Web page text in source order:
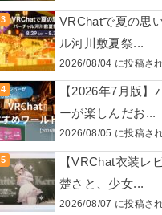
VRChatで夏の思
ル河川敷夏祭...
2026/08/04 に投稿さ
【2026年7月版
ーが楽しんだお...
2026/08/05 に投稿さ
【VRChat衣装レ
楚さと、少女...
2026/08/07 に投稿さ